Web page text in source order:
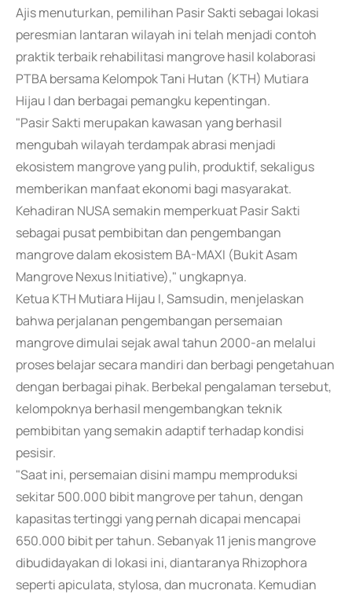
Ajis menuturkan, pemilihan Pasir Sakti sebagai lokasi
peresmian lantaran wilayah ini telah menjadi contoh
praktik terbaik rehabilitasi mangrove hasil kolaborasi
PTBA bersama Kelompok Tani Hutan (KTH) Mutiara
Hijau I dan berbagai pemangku kepentingan.
"Pasir Sakti merupakan kawasan yang berhasil
mengubah wilayah terdampak abrasi menjadi
ekosistem mangrove yang pulih, produktif, sekaligus
memberikan manfaat ekonomi bagi masyarakat.
Kehadiran NUSA semakin memperkuat Pasir Sakti
sebagai pusat pembibitan dan pengembangan
mangrove dalam ekosistem BA-MAXI (Bukit Asam
Mangrove Nexus Initiative)," ungkapnya.
Ketua KTH Mutiara Hijau I, Samsudin, menjelaskan
bahwa perjalanan pengembangan persemaian
mangrove dimulai sejak awal tahun 2000-an melalui
proses belajar secara mandiri dan berbagi pengetahuan
dengan berbagai pihak. Berbekal pengalaman tersebut,
kelompoknya berhasil mengembangkan teknik
pembibitan yang semakin adaptif terhadap kondisi
pesisir.
"Saat ini, persemaian disini mampu memproduksi
sekitar 500.000 bibit mangrove per tahun, dengan
kapasitas tertinggi yang pernah dicapai mencapai
650.000 bibit per tahun. Sebanyak 11 jenis mangrove
dibudidayakan di lokasi ini, diantaranya Rhizophora
seperti apiculata, stylosa, dan mucronata. Kemudian